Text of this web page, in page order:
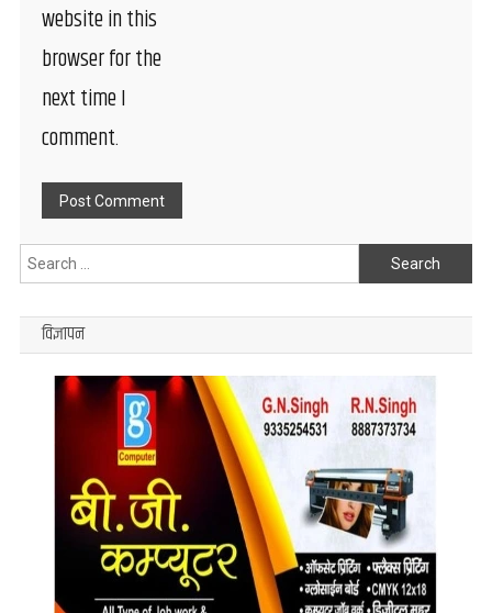
website in this
browser for the
next time I
comment.
Search
for:
विज्ञापन